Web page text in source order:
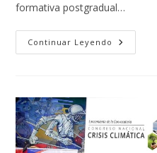
formativa postgradual…
Continuar Leyendo EL
DIPGIS
EN
LA
EXPO